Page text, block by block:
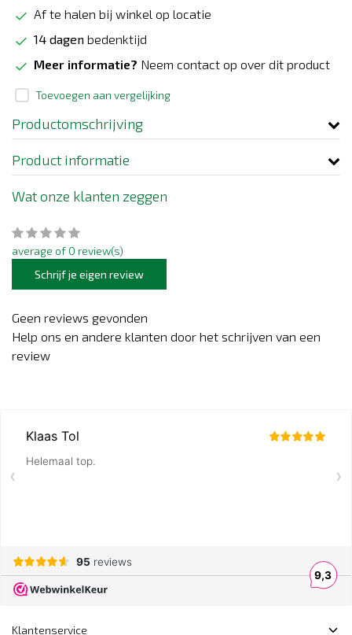
Af te halen bij winkel op locatie
14 dagen bedenktijd
Meer informatie? Neem contact op over dit product
Toevoegen aan vergelijking
Productomschrijving
Product informatie
Wat onze klanten zeggen
average of 0 review(s)
Schrijf je eigen review
Geen reviews gevonden
Help ons en andere klanten door het schrijven van een
review
Klantenservice